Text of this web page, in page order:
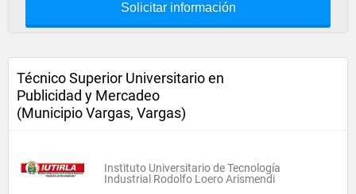
Solicitar información
Técnico Superior Universitario en
Publicidad y Mercadeo
(Municipio Vargas, Vargas)
Instituto Universitario de Tecnología
Industrial Rodolfo Loero Arismendi